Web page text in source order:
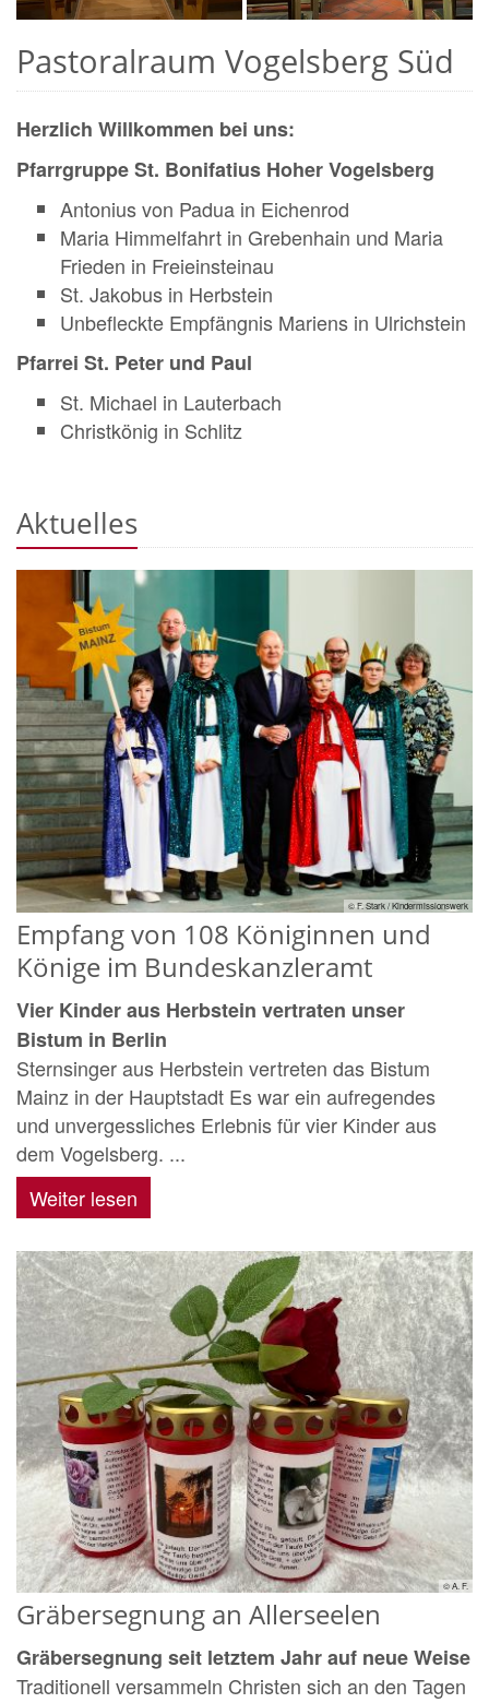
Pastoralraum Vogelsberg Süd
Herzlich Willkommen bei uns:
Pfarrgruppe St. Bonifatius Hoher Vogelsberg
Antonius von Padua in Eichenrod
Maria Himmelfahrt in Grebenhain und Maria
Frieden in Freieinsteinau
St. Jakobus in Herbstein
Unbefleckte Empfängnis Mariens in Ulrichstein
Pfarrei St. Peter und Paul
St. Michael in Lauterbach
Christkönig in Schlitz
Aktuelles
© F. Stark / Kindermissionswerk
Empfang von 108 Königinnen und
Könige im Bundeskanzleramt
Vier Kinder aus Herbstein vertraten unser
Bistum in Berlin
Sternsinger aus Herbstein vertreten das Bistum
Mainz in der Hauptstadt Es war ein aufregendes
und unvergessliches Erlebnis für vier Kinder aus
dem Vogelsberg. ...
Weiter lesen
© A. F.
Gräbersegnung an Allerseelen
Gräbersegnung seit letztem Jahr auf neue Weise
Traditionell versammeln Christen sich an den Tagen